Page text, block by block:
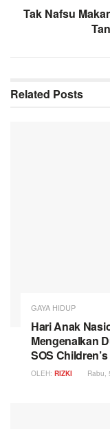
Tak Nafsu
Related Posts
GAYA HIDUP
Hari Anak
Mengenalkan
SOS
OLEH: RIZKI Rabu,